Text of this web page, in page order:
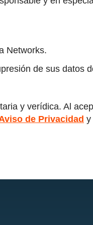
Networks.
de sus datos
y verídica. Al
de Privacidad y